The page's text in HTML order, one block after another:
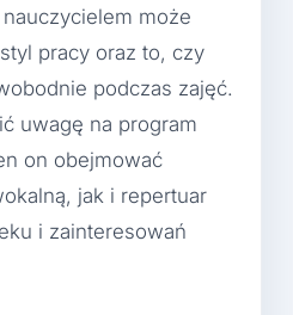
może
pracy oraz to, czy
podczas zajęć.
uwagę na program
on obejmować
jak i repertuar
i zainteresowań